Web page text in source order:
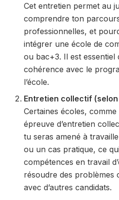
Cet entretien permet au
comprendre ton
professionnelles, et
intégrer une école de
ou bac+3. Il est essentiel
cohérence avec le
l’école.
Entretien collectif
Certaines écoles, comme
épreuve d’entretien
tu seras amené à
ou un cas pratique, ce
compétences en travail
résoudre des problèmes
avec d’autres candidats.